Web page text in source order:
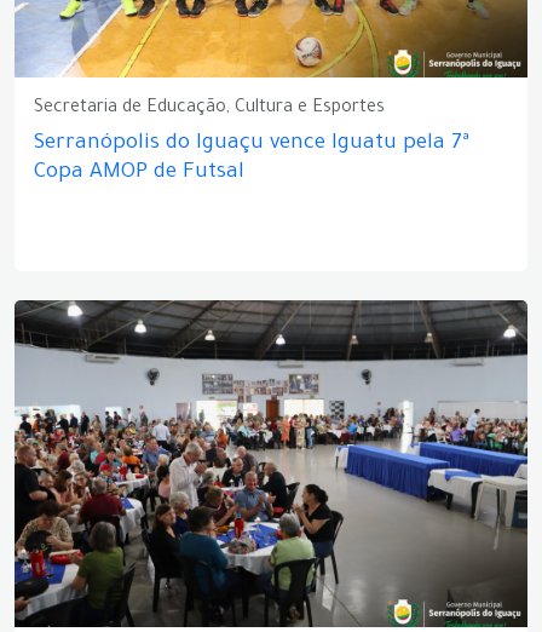
Secretaria de Educação, Cultura e Esportes
Serranópolis do Iguaçu vence Iguatu pela 7ª
Copa AMOP de Futsal